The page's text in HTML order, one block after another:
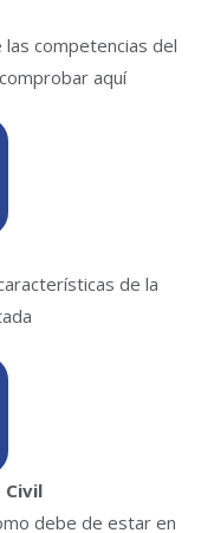
competencias del
aquí
de la
Civil
debe de estar en